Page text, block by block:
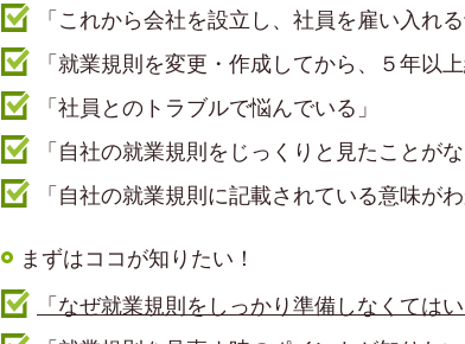
「これから会社を設立し、社員を雇い入れる
「就業規則を変更・作成してから、５年以
「社員とのトラブルで悩んでいる」
「自社の就業規則をじっくりと見たことがな
「自社の就業規則に記載されている意味がわ
まずはココが知りたい！
「なぜ就業規則をしっかり準備しなくては